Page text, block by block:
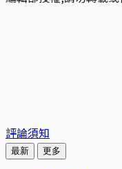
評論須知
最新 更多